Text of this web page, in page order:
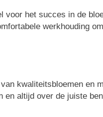
voor het succes in de
werkhouding
kwaliteitsbloemen en
altijd over de juiste